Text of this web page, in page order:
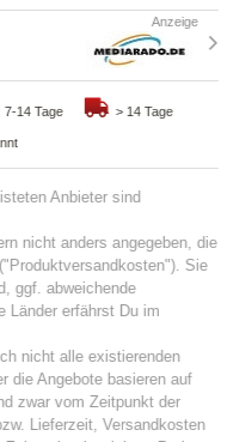
7-14 Tage > 14 Tage